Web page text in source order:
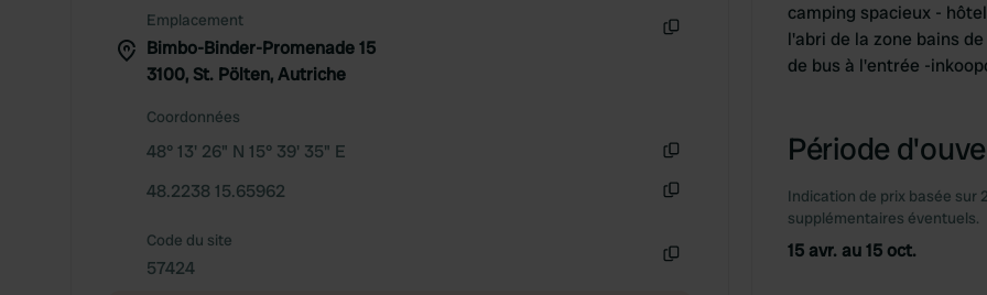
Emplacement
Bimbo-Binder-Promenade 15
3100, St. Pölten, Autriche
Coordonnées
48° 13' 26" N 15° 39' 35" E
48.2238 15.65962
Code du site
57424
camping spacieux -
l'abri de la zone bains
de bus à l'entrée -
Période
Indication de prix basée sur
supplémentaires éventuels.
15 avr. au 15 oct.